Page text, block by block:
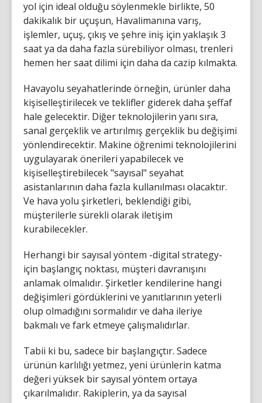
yol için ideal olduğu söylenmekle birlikte, 50
dakikalık bir uçuşun, Havalimanına varış,
işlemler, uçuş, çıkış ve şehre iniş için yaklaşık 3
saat ya da daha fazla sürebiliyor olması, trenleri
hemen her saat dilimi için daha da cazip kılmakta.
Havayolu seyahatlerinde örneğin, ürünler daha
kişiselleştirilecek ve teklifler giderek daha şeffaf
hale gelecektir. Diğer teknolojilerin yanı sıra,
sanal gerçeklik ve artırılmış gerçeklik bu değişimi
yönlendirecektir. Makine öğrenimi teknolojilerini
uygulayarak önerileri yapabilecek ve
kişiselleştirebilecek "sayısal" seyahat
asistanlarının daha fazla kullanılması olacaktır.
Ve hava yolu şirketleri, beklendiği gibi,
müşterilerle sürekli olarak iletişim
kurabilecekler.
Herhangi bir sayısal yöntem -digital strategy-
için başlangıç noktası, müşteri davranışını
anlamak olmalıdır. Şirketler kendilerine hangi
değişimleri gördüklerini ve yanıtlarının yeterli
olup olmadığını sormalıdır ve daha ileriye
bakmalı ve fark etmeye çalışmalıdırlar.
Tabii ki bu, sadece bir başlangıçtır. Sadece
ürünün karlılığı yetmez, yeni ürünlerin katma
değeri yüksek bir sayısal yöntem ortaya
çıkarılmalıdır. Rakiplerin, ya da sayısal